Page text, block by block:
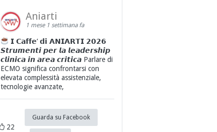
Aniarti
1 mese 1 settimana fa
𝗜 𝗖𝗮𝗳𝗳𝗲’ 𝗱𝗶 𝗔𝗡𝗜𝗔𝗥𝗧𝗜 𝟮𝟬𝟮𝟲
𝙎𝙩𝙧𝙪𝙢𝙚𝙣𝙩𝙞 𝙥𝙚𝙧 𝙡𝙖 𝙡𝙚𝙖𝙙𝙚𝙧𝙨𝙝𝙞𝙥
𝙘𝙡𝙞𝙣𝙞𝙘𝙖 𝙞𝙣 𝙖𝙧𝙚𝙖 𝙘𝙧𝙞𝙩𝙞𝙘𝙖 Parlare di
ECMO significa confrontarsi con
elevata complessità assistenziale,
tecnologie avanzate,
22
Guarda su Facebook